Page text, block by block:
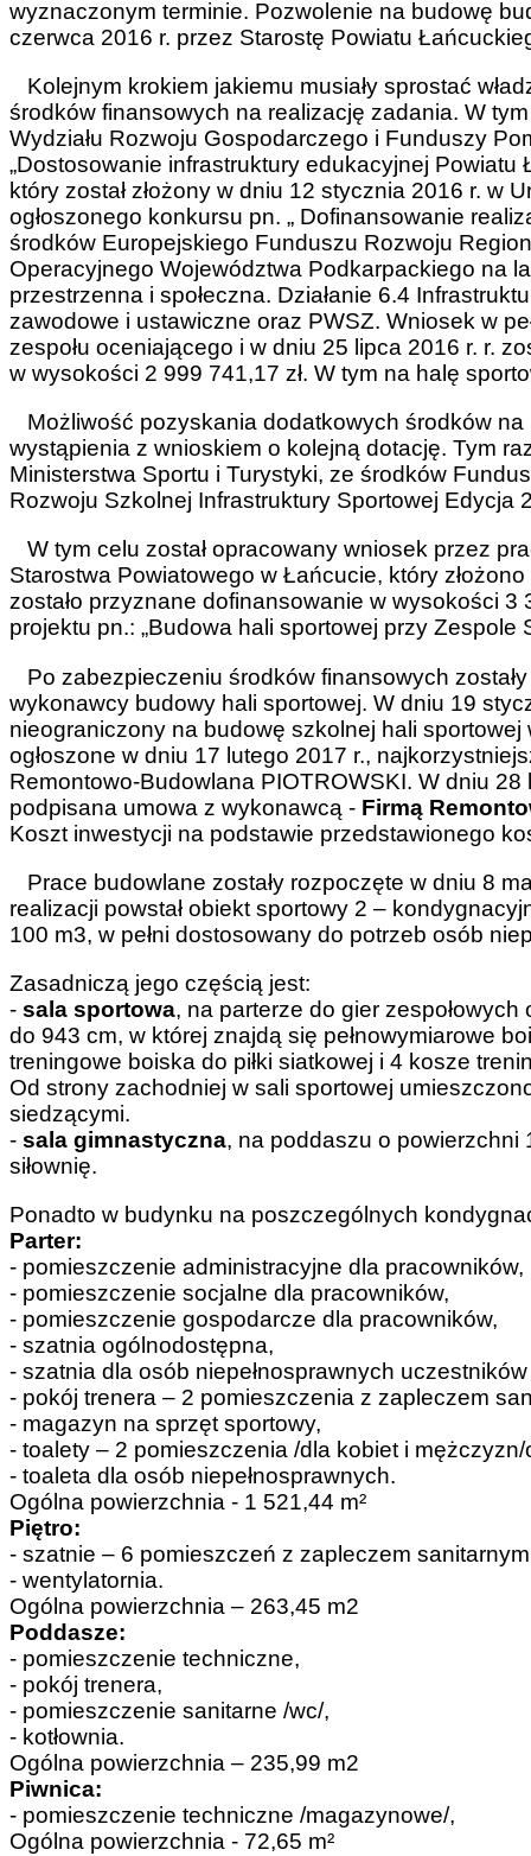
wyznaczonym terminie. Pozwolenie na budowę
czerwca 2016 r. przez Starostę Powiatu
Kolejnym krokiem jakiemu musiały sprostać
środków finansowych na realizację zadania. W
Wydziału Rozwoju Gospodarczego i Funduszy
„Dostosowanie infrastruktury edukacyjnej
który został złożony w dniu 12 stycznia 2016 r. w
ogłoszonego konkursu pn. „ Dofinansowanie
środków Europejskiego Funduszu Rozwoju
Operacyjnego Województwa Podkarpackiego na
przestrzenna i społeczna. Działanie 6.4
zawodowe i ustawiczne oraz PWSZ. Wniosek w
zespołu oceniającego i w dniu 25 lipca 2016 r. r.
w wysokości 2 999 741,17 zł. W tym na halę
Możliwość pozyskania dodatkowych środków na
wystąpienia z wnioskiem o kolejną dotację. Tym
Ministerstwa Sportu i Turystyki, ze środków
Rozwoju Szkolnej Infrastruktury Sportowej Edycja
W tym celu został opracowany wniosek przez
Starostwa Powiatowego w Łańcucie, który
zostało przyznane dofinansowanie w wysokości
projektu pn.: „Budowa hali sportowej przy Zespole
Po zabezpieczeniu środków finansowych
wykonawcy budowy hali sportowej. W dniu 19
nieograniczony na budowę szkolnej hali
ogłoszone w dniu 17 lutego 2017 r.,
Remontowo-Budowlana PIOTROWSKI. W dniu
podpisana umowa z wykonawcą - Firmą
Koszt inwestycji na podstawie przedstawionego
Prace budowlane zostały rozpoczęte w dniu 8
realizacji powstał obiekt sportowy 2 –
100 m3, w pełni dostosowany do potrzeb osób
Zasadniczą jego częścią jest:
- sala sportowa, na parterze do gier
do 943 cm, w której znajdą się pełnowymiarowe
treningowe boiska do piłki siatkowej i 4 kosze
Od strony zachodniej w sali sportowej
siedzącymi.
- sala gimnastyczna, na poddaszu o powierzchni
siłownię.
Ponadto w budynku na poszczególnych
Parter:
- pomieszczenie administracyjne dla pracowników,
- pomieszczenie socjalne dla pracowników,
- pomieszczenie gospodarcze dla pracowników,
- szatnia ogólnodostępna,
- szatnia dla osób niepełnosprawnych
- pokój trenera – 2 pomieszczenia z zapleczem
- magazyn na sprzęt sportowy,
- toalety – 2 pomieszczenia /dla kobiet i
- toaleta dla osób niepełnosprawnych.
Ogólna powierzchnia - 1 521,44 m²
Piętro:
- szatnie – 6 pomieszczeń z zapleczem
- wentylatornia.
Ogólna powierzchnia – 263,45 m2
Poddasze:
- pomieszczenie techniczne,
- pokój trenera,
- pomieszczenie sanitarne /wc/,
- kotłownia.
Ogólna powierzchnia – 235,99 m2
Piwnica:
- pomieszczenie techniczne /magazynowe/,
Ogólna powierzchnia - 72,65 m²